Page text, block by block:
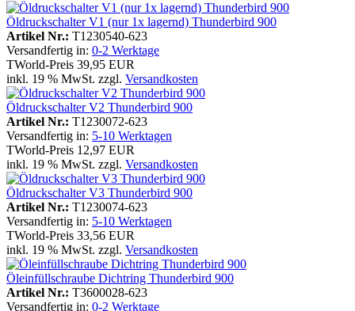
Öldruckschalter V1 (nur 1x lagernd) Thunderbird 900
Artikel Nr.: T1230540-623
Versandfertig in: 0-2 Werktage
TWorld-Preis 39,95 EUR
inkl. 19 % MwSt. zzgl. Versandkosten
Öldruckschalter V2 Thunderbird 900
Artikel Nr.: T1230072-623
Versandfertig in: 5-10 Werktagen
TWorld-Preis 12,97 EUR
inkl. 19 % MwSt. zzgl. Versandkosten
Öldruckschalter V3 Thunderbird 900
Artikel Nr.: T1230074-623
Versandfertig in: 5-10 Werktagen
TWorld-Preis 33,56 EUR
inkl. 19 % MwSt. zzgl. Versandkosten
Öleinfüllschraube Dichtring Thunderbird 900
Artikel Nr.: T3600028-623
Versandfertig in: 0-2 Werktage